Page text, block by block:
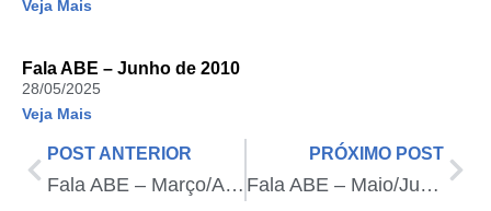
Veja Mais
Fala ABE – Junho de 2010
28/05/2025
Veja Mais
POST ANTERIOR
Fala ABE – Março/Abril de 2014
PRÓXIMO POST
Fala ABE – Maio/Junho de 2013